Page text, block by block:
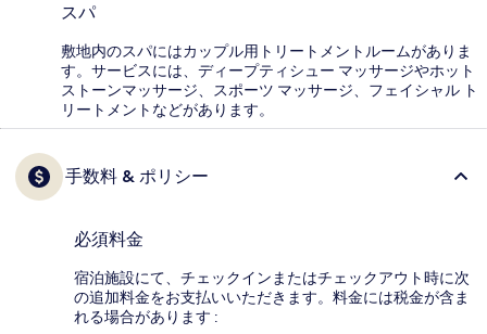
スパ
敷地内のスパにはカップル用トリートメントルームがありま
す。サービスには、ディープティシュー マッサージやホット
ストーンマッサージ、スポーツ マッサージ、フェイシャル ト
リートメントなどがあります。
手数料 & ポリシー
必須料金
宿泊施設にて、チェックインまたはチェックアウト時に次
の追加料金をお支払いいただきます。料金には税金が含ま
れる場合があります :